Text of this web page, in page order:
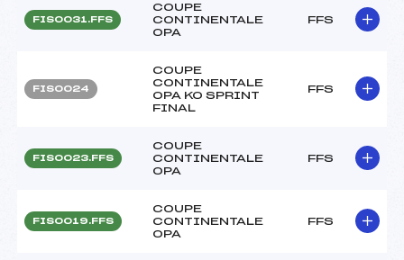
FIS0031.FFS
COUPE
CONTINENTALE
OPA
FFS
FIS0024
COUPE
CONTINENTALE
OPA KO SPRINT
FINAL
FFS
FIS0023.FFS
COUPE
CONTINENTALE
OPA
FFS
FIS0019.FFS
COUPE
CONTINENTALE
OPA
FFS